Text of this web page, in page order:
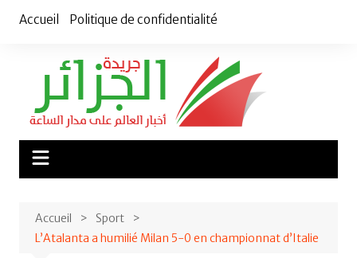
Accueil Politique de confidentialité
Accueil
Sport
L’Atalanta a humilié Milan 5-0 en championnat d’Italie